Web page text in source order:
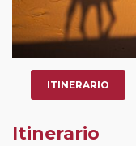
ITINERARIO
Itinerario